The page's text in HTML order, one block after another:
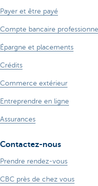
Payer et être payé
Compte bancaire
Épargne et placements
Crédits
Commerce extérieur
Entreprendre en ligne
Assurances
Contactez-nous
Prendre rendez-vous
CBC près de chez vous